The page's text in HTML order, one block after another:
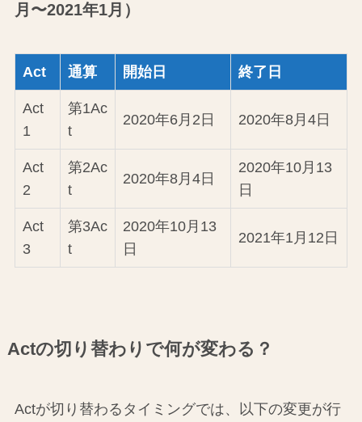
月〜2021年1月）
Act 通算 開始日 終了日
Act
1
第1Ac
t
2020年6月2日 2020年8月4日
Act
2
第2Ac
t
2020年8月4日
2020年10月13
日
Act
3
第3Ac
t
2020年10月13
日
2021年1月12日
Actの切り替わりで何が変わる？
Actが切り替わるタイミングでは、以下の変更が行